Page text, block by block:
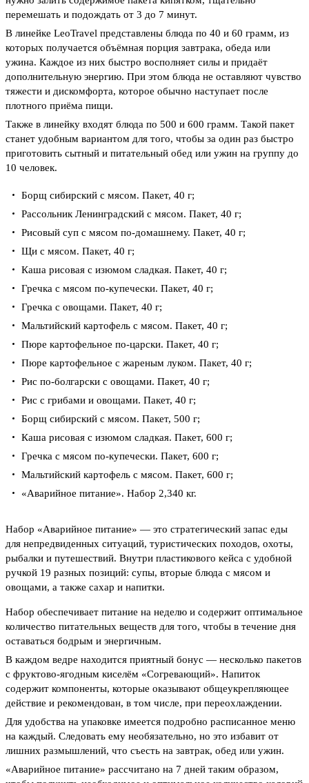
перемешать и подождать от 3 до 7 минут.
В линейке LeoTravel представлены блюда по 40 и 60 грамм, из
которых получается объёмная порция завтрака, обеда или
ужина. Каждое из них быстро восполняет силы и придаёт
дополнительную энергию. При этом блюда не оставляют чувство
тяжести и дискомфорта, которое обычно наступает после
плотного приёма пищи.
Также в линейку входят блюда по 500 и 600 грамм. Такой пакет
станет удобным вариантом для того, чтобы за один раз быстро
приготовить сытный и питательный обед или ужин на группу до
10 человек.
Борщ сибирский с мясом. Пакет, 40 г;
Рассольник Ленинградский с мясом. Пакет, 40 г;
Рисовый суп с мясом по-домашнему. Пакет, 40 г;
Щи с мясом. Пакет, 40 г;
Каша рисовая с изюмом сладкая. Пакет, 40 г;
Гречка с мясом по-купечески. Пакет, 40 г;
Гречка с овощами. Пакет, 40 г;
Мальтийский картофель с мясом. Пакет, 40 г;
Пюре картофельное по-царски. Пакет, 40 г;
Пюре картофельное с жареным луком. Пакет, 40 г;
Рис по-болгарски с овощами. Пакет, 40 г;
Рис с грибами и овощами. Пакет, 40 г;
Борщ сибирский с мясом. Пакет, 500 г;
Каша рисовая с изюмом сладкая. Пакет, 600 г;
Гречка с мясом по-купечески. Пакет, 600 г;
Мальтийский картофель с мясом. Пакет, 600 г;
«Аварийное питание». Набор 2,340 кг.
Набор «Аварийное питание» — это стратегический запас еды
для непредвиденных ситуаций, туристических походов, охоты,
рыбалки и путешествий. Внутри пластикового кейса с удобной
ручкой 19 разных позиций: супы, вторые блюда с мясом и
овощами, а также сахар и напитки.
Набор обеспечивает питание на неделю и содержит оптимальное
количество питательных веществ для того, чтобы в течение дня
оставаться бодрым и энергичным.
В каждом ведре находится приятный бонус — несколько пакетов
с фруктово-ягодным киселём «Согревающий». Напиток
содержит компоненты, которые оказывают общеукрепляющее
действие и рекомендован, в том числе, при переохлаждении.
Для удобства на упаковке имеется подробно расписанное меню
на каждый. Следовать ему необязательно, но это избавит от
лишних размышлений, что съесть на завтрак, обед или ужин.
«Аварийное питание» рассчитано на 7 дней таким образом,